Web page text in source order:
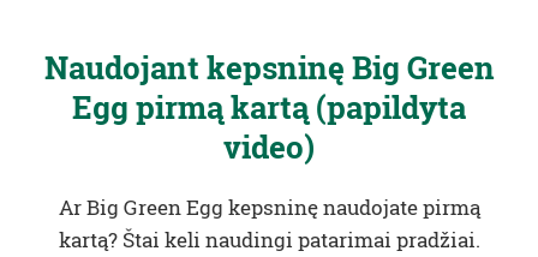
Naudojant kepsninę Big Green
Egg pirmą kartą (papildyta
video)
Ar Big Green Egg kepsninę naudojate pirmą
kartą? Štai keli naudingi patarimai pradžiai.